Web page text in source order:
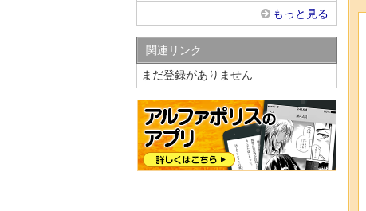
もっと見る
関連リンク
まだ登録がありません